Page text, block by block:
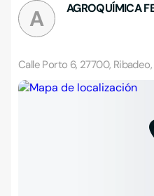
A AGROQUÍMICA
Calle Porto 6, 27700,